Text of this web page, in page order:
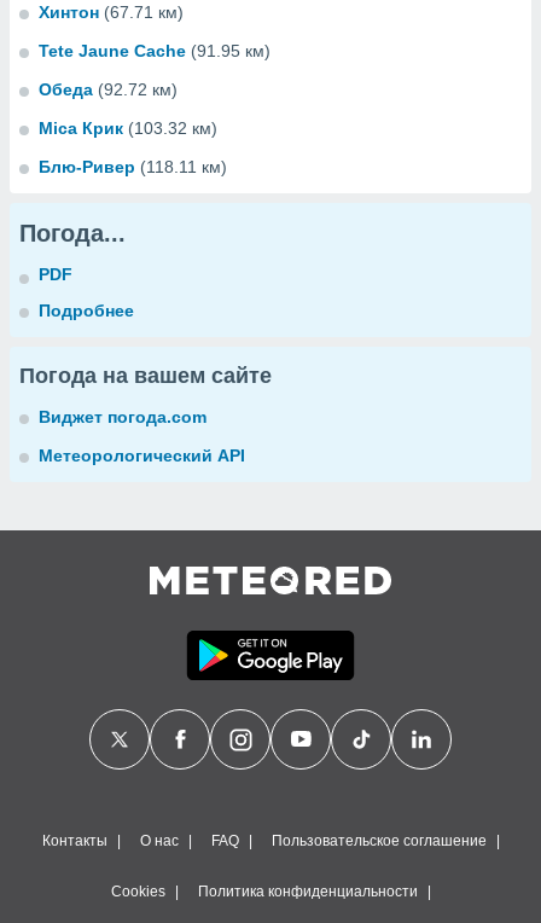
Хинтон (67.71 км)
Tete Jaune Cache (91.95 км)
Обеда (92.72 км)
Mica Крик (103.32 км)
Блю-Ривер (118.11 км)
Погода...
PDF
Подробнее
Погода на вашем сайте
Виджет погода.com
Метеорологический API
Контакты О нас FAQ Пользовательское соглашение
Cookies Политика конфиденциальности